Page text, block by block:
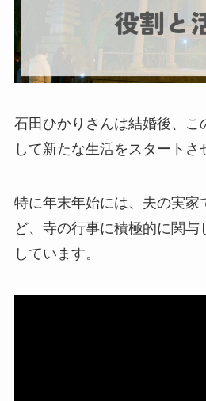
石田ひかりさんは結婚後、こ
して新たな生活をスタートさ
特に年末年始には、夫の実家
ど、寺の行事に積極的に関与
しています。